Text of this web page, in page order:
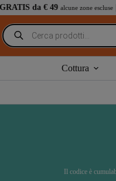
Salta
al
contenuto
alcune zone escluse|Risparmia
Ricerca
prodotti
Cottura
Il codice è